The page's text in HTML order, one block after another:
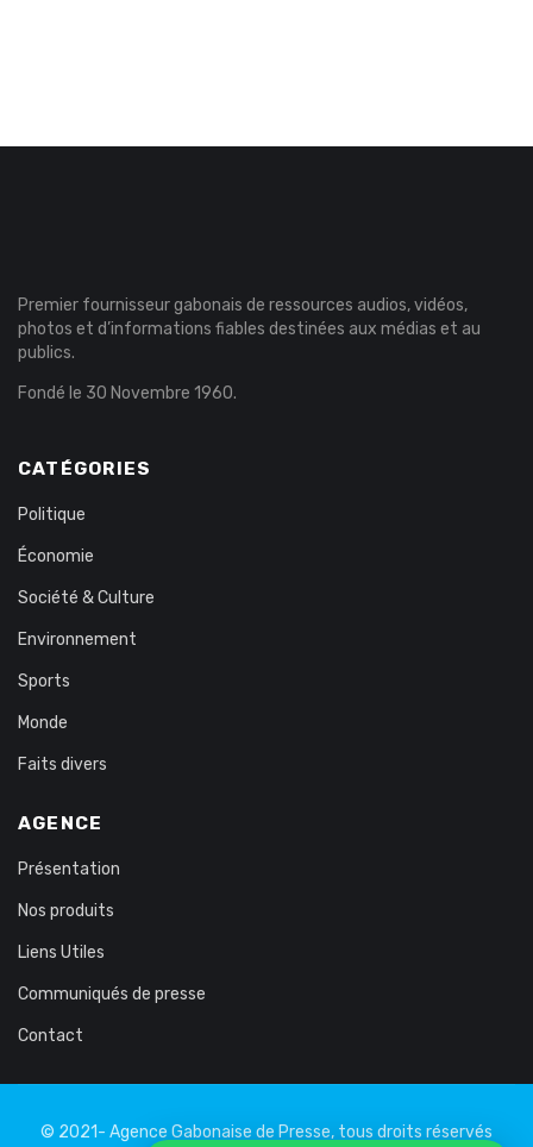
Premier fournisseur gabonais de ressources audios, vidéos,
photos et d’informations fiables destinées aux médias et au
publics.
Fondé le 30 Novembre 1960.
CATÉGORIES
Politique
Économie
Société & Culture
Environnement
Sports
Monde
Faits divers
AGENCE
Présentation
Nos produits
Liens Utiles
Communiqués de presse
Contact
© 2021- Agence Gabonaise de Presse, tous droits réservés